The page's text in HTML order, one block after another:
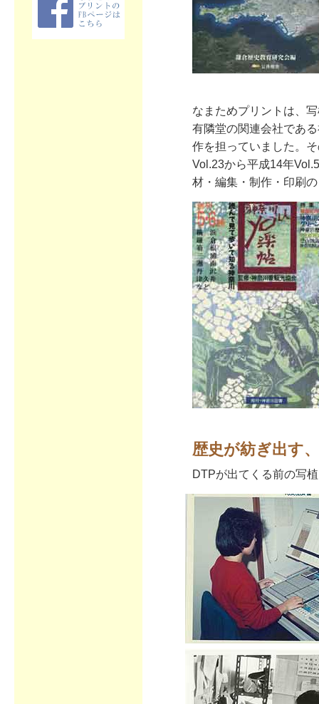
なまためプリントは、
有隣堂の関連会社であ
作を担っていました。
Vol.23から平成14年
材・編集・制作・印刷
歴史が紡ぎ出す
DTPが出てくる前の写